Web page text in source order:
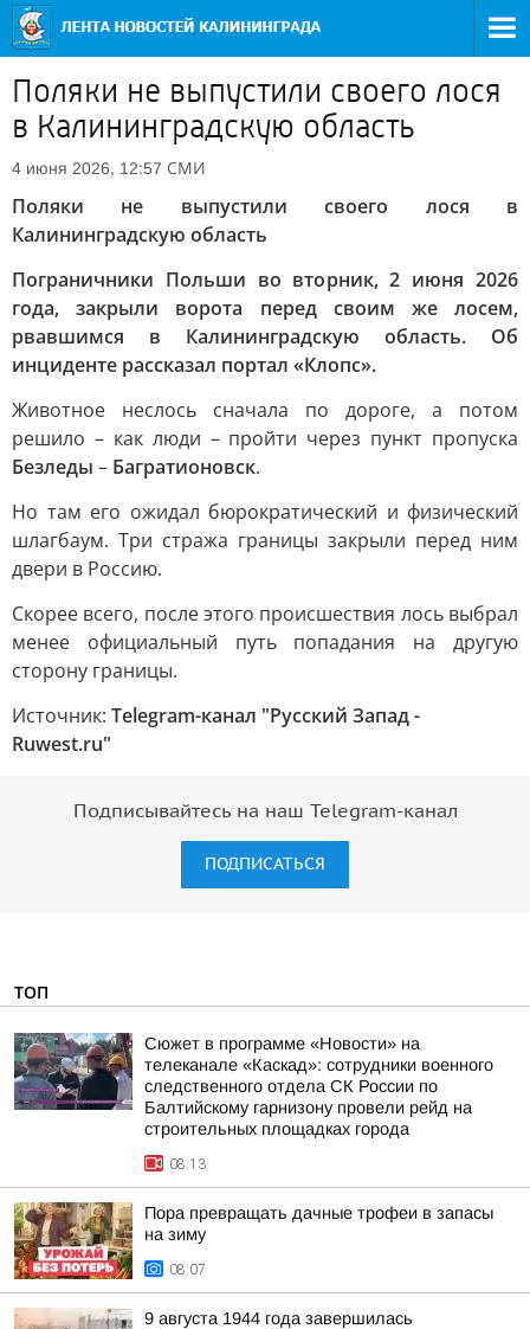
Поляки не выпустили своего лося
в Калининградскую область
4 июня 2026, 12:57 СМИ
Поляки не выпустили своего лося в
Калининградскую область
Пограничники Польши во вторник, 2 июня 2026
года, закрыли ворота перед своим же лосем,
рвавшимся в Калининградскую область. Об
инциденте рассказал портал «Клопс».
Животное неслось сначала по дороге, а потом
решило – как люди – пройти через пункт пропуска
Безледы – Багратионовск.
Но там его ожидал бюрократический и физический
шлагбаум. Три стража границы закрыли перед ним
двери в Россию.
Скорее всего, после этого происшествия лось выбрал
менее официальный путь попадания на другую
сторону границы.
Источник: Telegram-канал "Русский Запад -
Ruwest.ru"
Подписывайтесь на наш Telegram-канал
ПОДПИСАТЬСЯ
ТОП
Сюжет в программе «Новости» на
телеканале «Каскад»: сотрудники военного
следственного отдела СК России по
Балтийскому гарнизону провели рейд на
строительных площадках города
08:13
Пора превращать дачные трофеи в запасы
на зиму
08:07
9 августа 1944 года завершилась